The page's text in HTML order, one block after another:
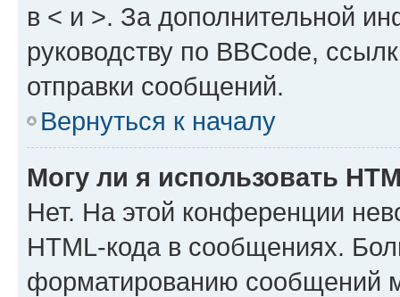
в < и >. За дополнительной
руководству по BBCode,
отправки сообщений.
Вернуться к началу
Могу ли я использовать
Нет. На этой конференции
HTML-кода в сообщениях.
форматированию сообщений